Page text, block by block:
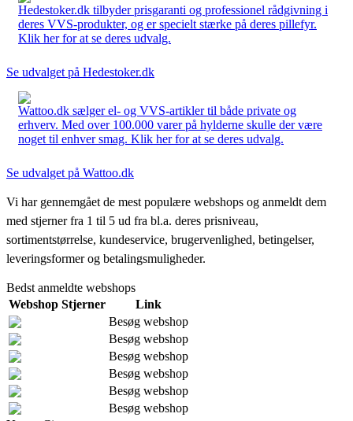
Hedestoker.dk tilbyder prisgaranti og professionel rådgivning i
deres VVS-produkter, og er specielt stærke på deres pillefyr.
Klik her for at se deres udvalg.
Se udvalget på Hedestoker.dk
Wattoo.dk sælger el- og VVS-artikler til både private og
erhverv. Med over 100.000 varer på hylderne skulle der være
noget til enhver smag. Klik her for at se deres udvalg.
Se udvalget på Wattoo.dk
Vi har gennemgået de mest populære webshops og anmeldt dem
med stjerner fra 1 til 5 ud fra bl.a. deres prisniveau,
sortimentstørrelse, kundeservice, brugervenlighed, betingelser,
leveringsformer og betalingsmuligheder.
Bedst anmeldte webshops
Webshop Stjerner
Link
Besøg webshop
Besøg webshop
Besøg webshop
Besøg webshop
Besøg webshop
Besøg webshop